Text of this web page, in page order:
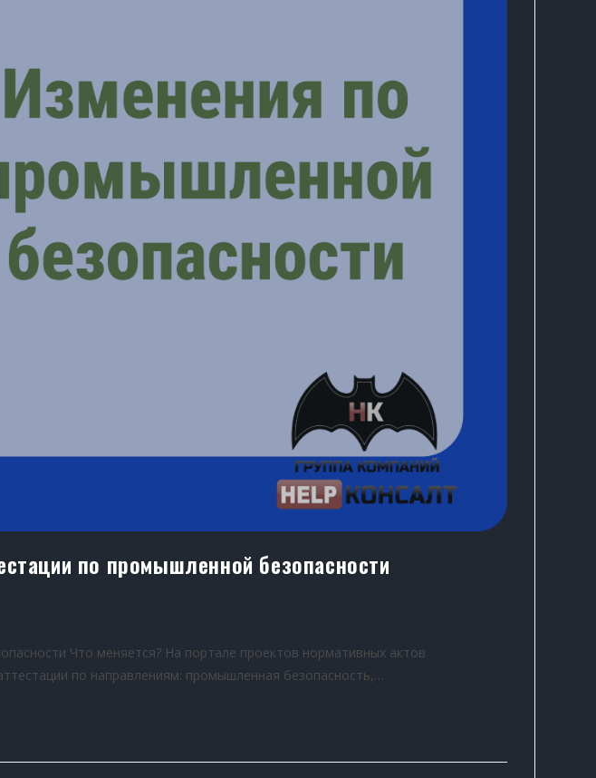
по промышленной безопасности
Что меняется? На портале проектов нормативных актов
по направлениям: промышленная безопасность,…